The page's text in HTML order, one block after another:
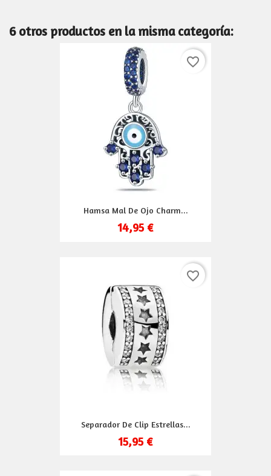
6 otros productos en la misma categoría:
Hamsa Mal De Ojo Charm...
14,95 €
favorite_border
Separador De Clip Estrellas...
15,95 €
favorite_border